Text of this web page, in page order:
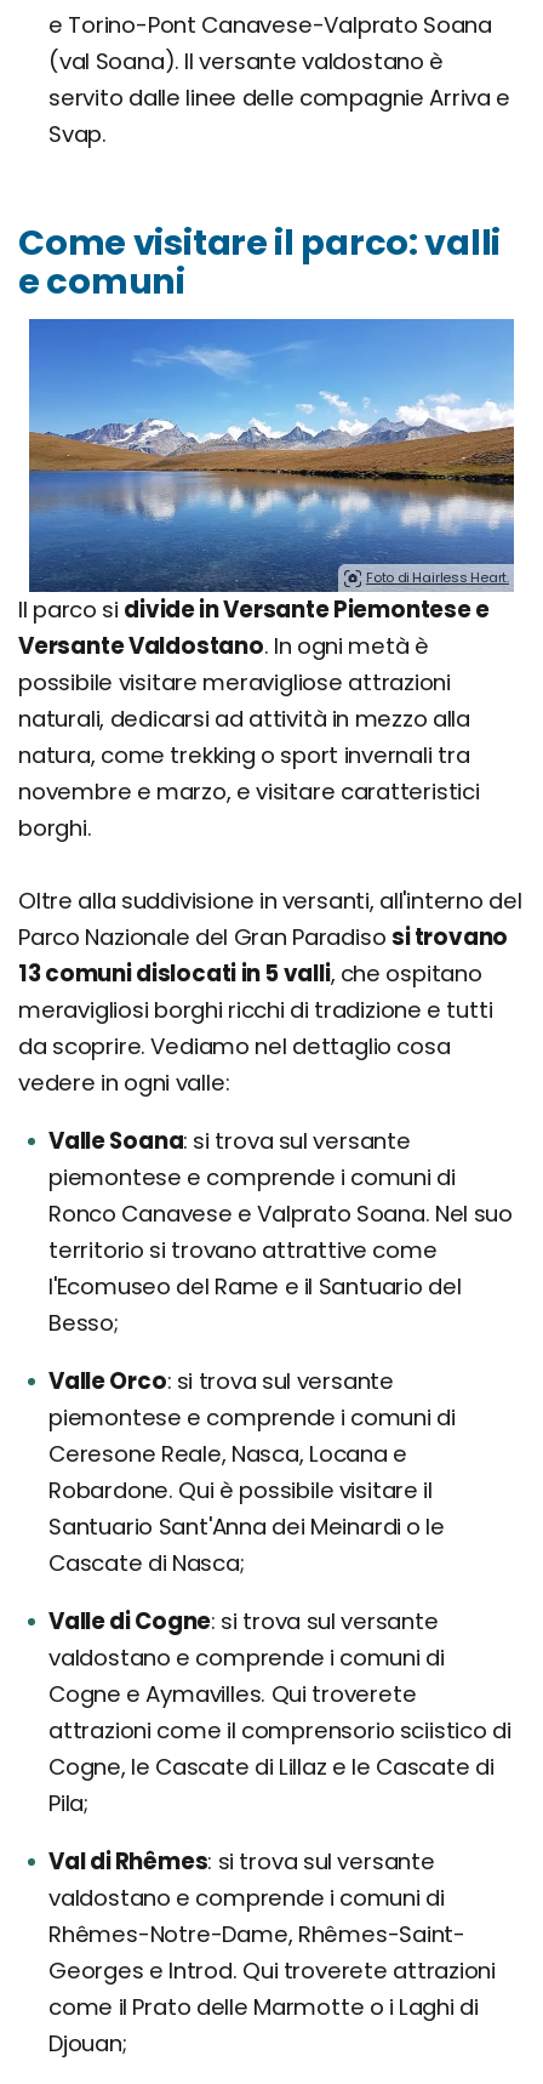
e Torino-Pont Canavese-Valprato Soana
(val Soana). Il versante valdostano è
servito dalle linee delle compagnie Arriva e
Svap.
Come visitare il parco: valli
e comuni
Foto di Hairless Heart.
Il parco si divide in Versante Piemontese e
Versante Valdostano. In ogni metà è
possibile visitare meravigliose attrazioni
naturali, dedicarsi ad attività in mezzo alla
natura, come trekking o sport invernali tra
novembre e marzo, e visitare caratteristici
borghi.
Oltre alla suddivisione in versanti, all'interno del
Parco Nazionale del Gran Paradiso si trovano
13 comuni dislocati in 5 valli, che ospitano
meravigliosi borghi ricchi di tradizione e tutti
da scoprire. Vediamo nel dettaglio cosa
vedere in ogni valle:
Valle Soana si trova sul versante
piemontese e comprende i comuni di
Ronco Canavese e Valprato Soana. Nel suo
territorio si trovano attrattive come
l'Ecomuseo del Rame e il Santuario del
Besso;
Valle Orco si trova sul versante
piemontese e comprende i comuni di
Ceresone Reale, Nasca, Locana e
Robardone. Qui è possibile visitare il
Santuario Sant'Anna dei Meinardi o le
Cascate di Nasca;
Valle di Cogne si trova sul versante
valdostano e comprende i comuni di
Cogne e Aymavilles. Qui troverete
attrazioni come il comprensorio sciistico di
Cogne, le Cascate di Lillaz e le Cascate di
Pila;
Val di Rhêmes si trova sul versante
valdostano e comprende i comuni di
Rhêmes-Notre-Dame, Rhêmes-Saint-
Georges e Introd. Qui troverete attrazioni
come il Prato delle Marmotte o i Laghi di
Djouan;